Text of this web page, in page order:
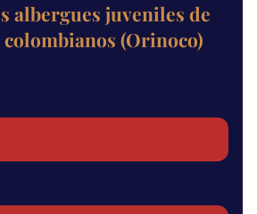
albergues juveniles de
(Orinoco)